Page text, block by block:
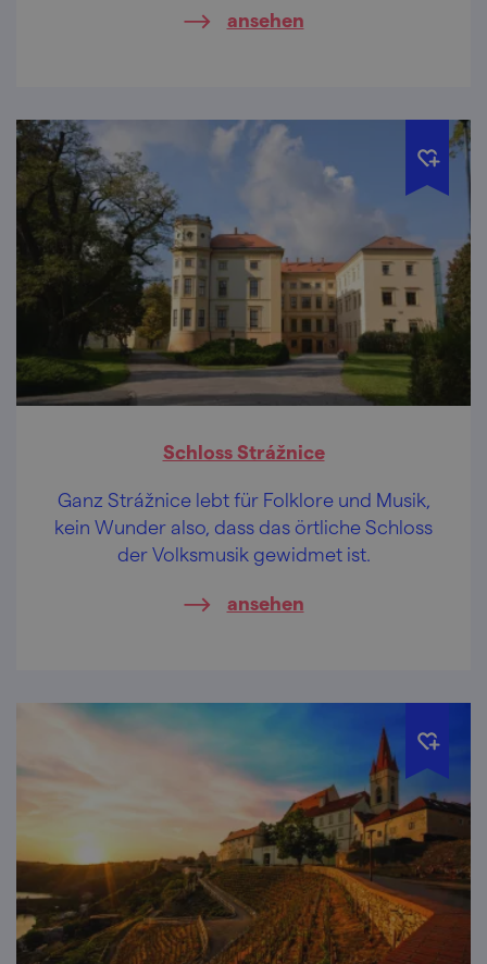
ansehen
Schloss Strážnice
Ganz Strážnice lebt für Folklore und Musik,
kein Wunder also, dass das örtliche Schloss
der Volksmusik gewidmet ist.
ansehen